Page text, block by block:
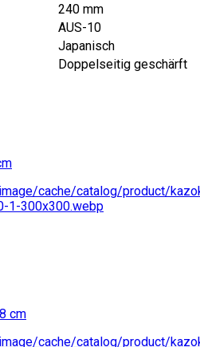
240 mm
AUS-10
Japanisch
Doppelseitig geschärft